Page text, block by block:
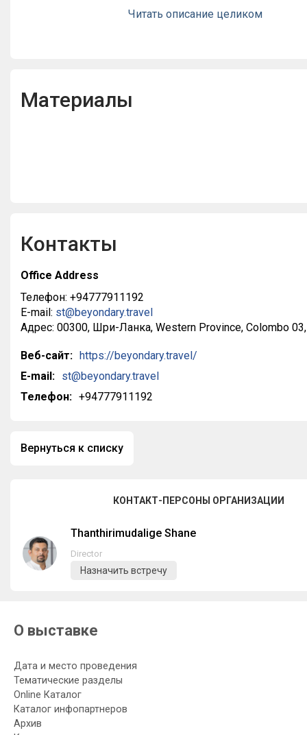
Beyondary Travel is a boutique
Management Company based in Sri
travel. We are committed to offering
tours, our mission is to provide
ecotours with creative, off-the-
destinations at a great value.
training and development while
responsibility.
Читать описание целиком
Материалы
Контакты
Office Address
Телефон: +94777911192
E-mail: st@beyondary.travel
Адрес: 00300, Шри-Ланка, Western Province, Colombo
Веб-сайт: https://beyondary.travel/
E-mail: st@beyondary.travel
Телефон: +94777911192
Вернуться к списку
КОНТАКТ-ПЕРСОНЫ ОРГАНИЗАЦИИ
Thanthirimudalige Shane
Director
Назначить встречу
О выставке
Дата и место проведения
Тематические разделы
Online Каталог
Каталог инфопартнеров
Архив